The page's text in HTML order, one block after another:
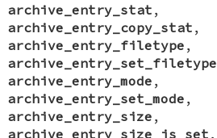
archive_entry_stat ,
archive_entry_copy_stat ,
archive_entry_filetype ,
archive_entry_set_filetype
archive_entry_mode ,
archive_entry_set_mode ,
archive_entry_size ,
archive_entry_size_is_set ,